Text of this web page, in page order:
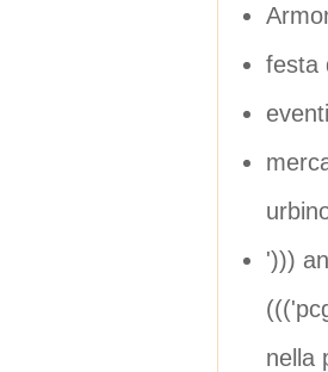
festa
')))
nella